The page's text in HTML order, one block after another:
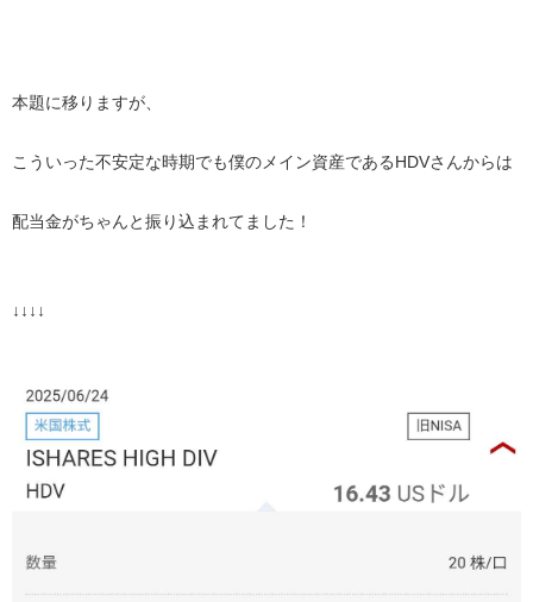
本題に移りますが、
こういった不安定な時期でも僕のメイン資産であるHDVさんからは
配当金がちゃんと振り込まれてました！
↓↓↓↓